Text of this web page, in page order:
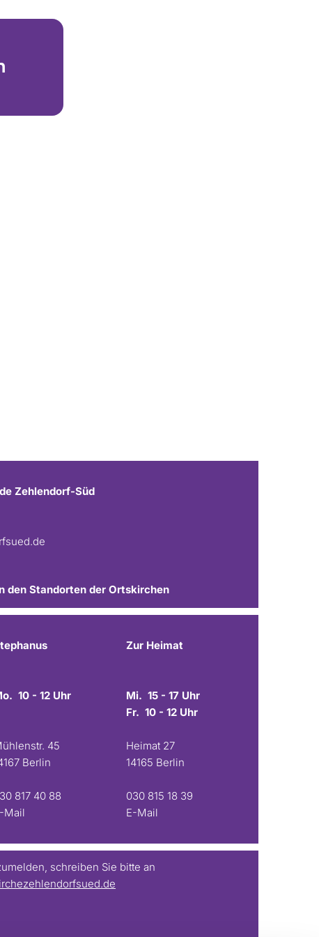
Zehlendorf-Süd
den Standorten der Ortskirchen
10 - 12 Uhr
45
Berlin
817 40 88
Mail
Zur Heimat
Mi. 15 - 17 Uhr
Fr. 10 - 12 Uhr
Heimat 27
14165 Berlin
030 815 18 39
E-Mail
schreiben Sie bitte an